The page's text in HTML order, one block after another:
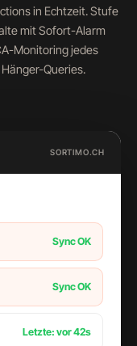
in Echtzeit. Stufe
mit Sofort-Alarm
Monitoring jedes
Queries.
SORTIMO.CH
Sync OK
Sync OK
Letzte: vor 42s